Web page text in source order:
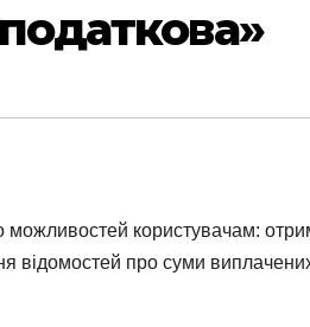
користувачам:
про суми